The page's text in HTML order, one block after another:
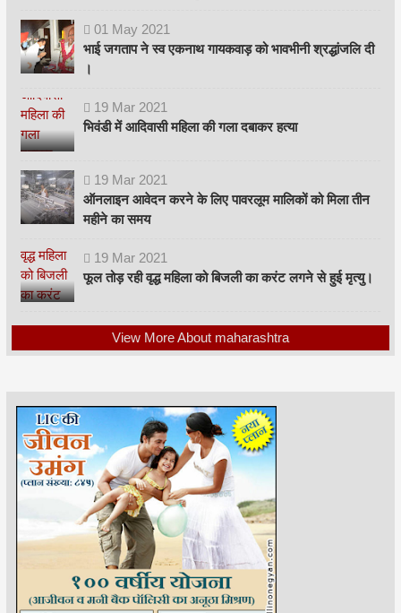
01 May 2021
भाई जगताप ने स्व एकनाथ गायकवाड़ को भावभीनी श्रद्धांजलि दी
।
19 Mar 2021
भिवंडी में आदिवासी महिला की गला दबाकर हत्या
19 Mar 2021
ऑनलाइन आवेदन करने के लिए पावरलूम मालिकों को मिला तीन
महीने का समय
19 Mar 2021
फूल तोड़ रही वृद्ध महिला को बिजली का करंट लगने से हुई मृत्यु।
View More About maharashtra